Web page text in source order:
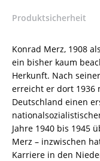
Leib
Mensch“
einer
Körperlichkeit‘
in
Konrad
Produktsicherheit
Konrad Merz, 1908
ein bisher kaum
Herkunft. Nach
erreicht er dort 1936
Deutschland einen
Jahre 1940 bis 1945
Merz – inzwischen
Karriere in den